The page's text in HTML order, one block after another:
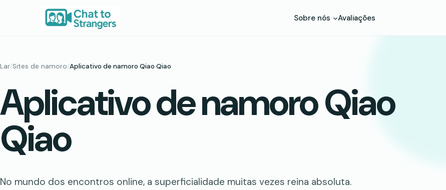
Sobre nós Avaliações
Lar/Sites de namoro/Aplicativo de namoro Qiao Qiao
Aplicativo de namoro Qiao
Qiao
No mundo dos encontros online, a superficialidade muitas vezes reina absoluta.